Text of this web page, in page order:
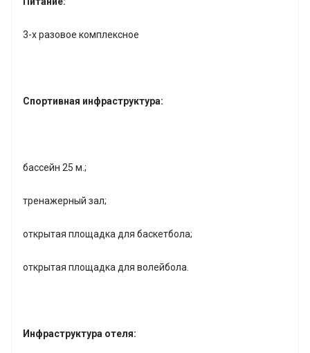
3-х разовое комплексное
Спортивная инфраструктура:
бассейн 25 м.;
тренажерный зал;
открытая площадка для баскетбола;
открытая площадка для волейбола.
Инфраструктура отеля: